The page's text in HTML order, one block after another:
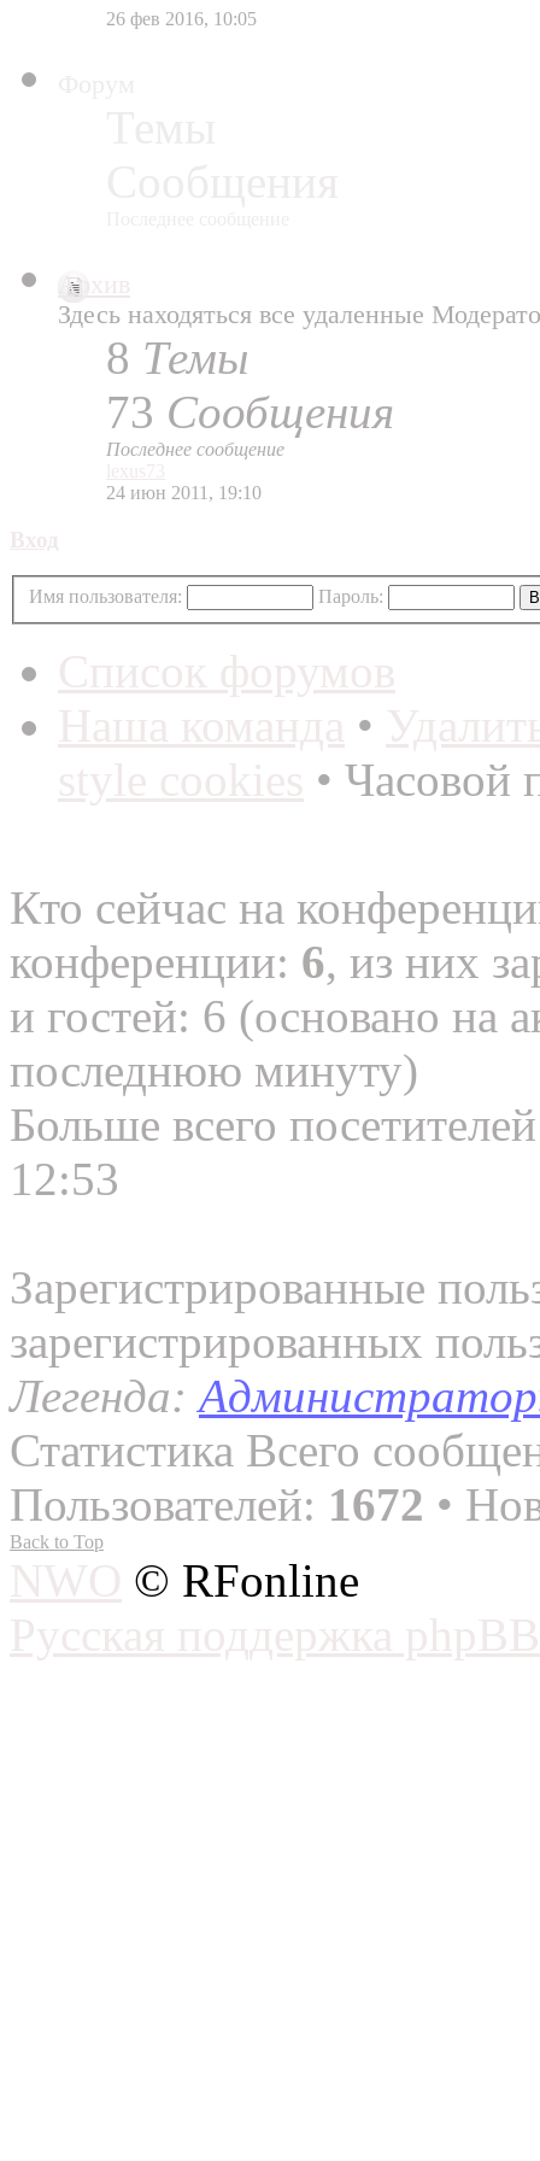
26 фев 2016, 10:05
Архив
Здесь находяться все удаленные
8 Темы
73 Сообщения
Последнее сообщение
24 июн 2011, 19:10
Имя пользователя: Пароль:
•
• Часовой
Кто сейчас на
конференции: 6, из них
и гостей: 6 (основано на
последнюю минуту)
Больше всего
12:53
Зарегистрированные
зарегистрированных
Легенда:
Статистика Всего
Пользователей: 1672 •
Back to Top
© RFonline